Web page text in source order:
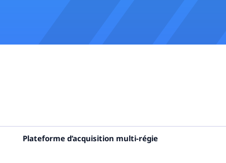
Plateforme d’acquisition multi-régie